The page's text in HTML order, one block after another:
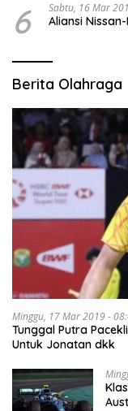
6 Sabtu, 16 Mar
Aliansi
Berita Olahraga
Minggu, 17 Mar 2019 -
Tunggal Putra
Untuk Jonatan dkk